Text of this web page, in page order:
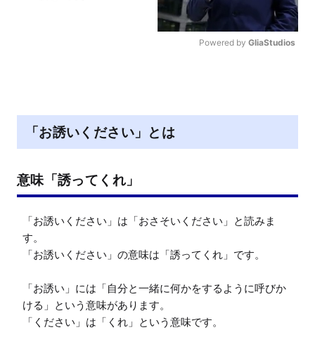
Powered by GliaStudios
「お誘いください」とは
意味「誘ってくれ」
「お誘いください」は「おさそいください」と読みま
す。
「お誘いください」の意味は「誘ってくれ」です。
「お誘い」には「自分と一緒に何かをするように呼びか
ける」という意味があります。
「ください」は「くれ」という意味です。